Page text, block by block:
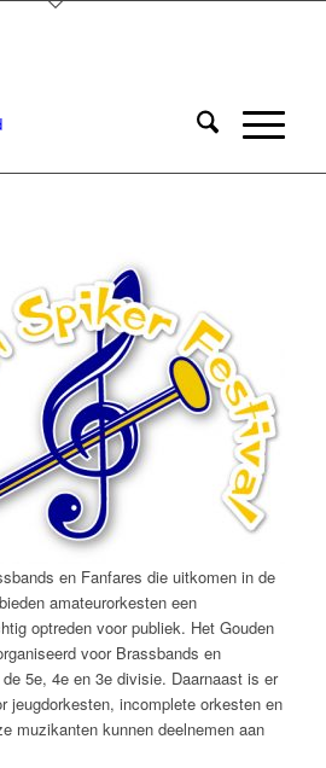
en Fanfares die uitkomen in de
amateurorkesten een
optreden voor publiek. Het Gouden
voor Brassbands en
5e, 4e en 3e divisie. Daarnaast is er
jeugdorkesten, incomplete orkesten en
muzikanten kunnen deelnemen aan